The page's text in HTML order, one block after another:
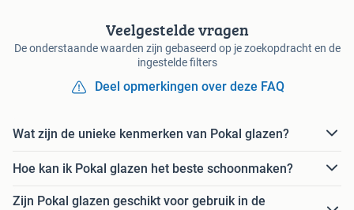
Veelgestelde vragen
De onderstaande waarden zijn gebaseerd op je zoekopdracht en de
ingestelde filters
Deel opmerkingen over deze FAQ
Wat zijn de unieke kenmerken van Pokal glazen?
Hoe kan ik Pokal glazen het beste schoonmaken?
Zijn Pokal glazen geschikt voor gebruik in de